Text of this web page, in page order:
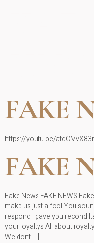
FAKE
https://youtu.be/
FAKE
Fake News FAKE NEWS
make us just a fool You
respond I gave you recond
your loyaltys All about
We dont […]